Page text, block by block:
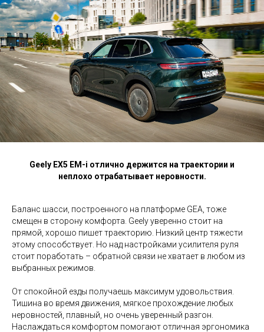
Geely EX5 EM-i отлично держится на траектории и
неплохо отрабатывает неровности.
Баланс шасси, построенного на платформе GEA, тоже
смещен в сторону комфорта. Geely уверенно стоит на
прямой, хорошо пишет траекторию. Низкий центр тяжести
этому способствует. Но над настройками усилителя руля
стоит поработать – обратной связи не хватает в любом из
выбранных режимов.
От спокойной езды получаешь максимум удовольствия.
Тишина во время движения, мягкое прохождение любых
неровностей, плавный, но очень уверенный разгон.
Наслаждаться комфортом помогают отличная эргономика